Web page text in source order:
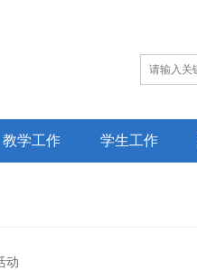
教学工作 学生工作
动